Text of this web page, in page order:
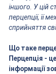
іншого. У цій
перцепції, її
сприйняття
Що таке
Перцепція -
інформації